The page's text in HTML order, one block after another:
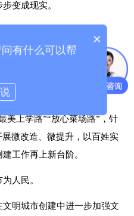
变成现实。
菜场，过道宽敞明亮，摊位
菜的体验好了，生活的幸福
美上学路”“放心菜场路”，针
微改造、微提升，以百姓实
工作再上新台阶。
人民。
明城市创建中进一步加强文
×
有什么可以帮